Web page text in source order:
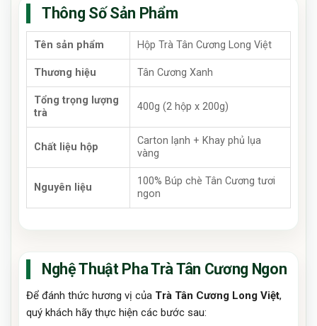
Thông Số Sản Phẩm
Tên sản phẩm Hộp Trà Tân Cương Long Việt
Thương hiệu Tân Cương Xanh
Tổng trọng lượng
trà
400g (2 hộp x 200g)
Chất liệu hộp
Carton lạnh + Khay phủ lụa
vàng
Nguyên liệu
100% Búp chè Tân Cương tươi
ngon
Nghệ Thuật Pha Trà Tân Cương Ngon
Để đánh thức hương vị của Trà Tân Cương Long Việt,
quý khách hãy thực hiện các bước sau: